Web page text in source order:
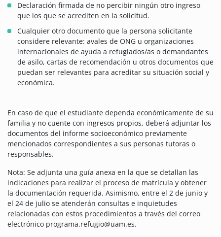
Declaración firmada de no percibir ningún otro ingreso
que los que se acrediten en la solicitud.
Cualquier otro documento que la persona solicitante
considere relevante: avales de ONG u organizaciones
internacionales de ayuda a refugiados/as o demandantes
de asilo, cartas de recomendación u otros documentos que
puedan ser relevantes para acreditar su situación social y
económica.
En caso de que el estudiante dependa económicamente de su
familia y no cuente con ingresos propios, deberá adjuntar los
documentos del informe socioeconómico previamente
mencionados correspondientes a sus personas tutoras o
responsables.
Nota: Se adjunta una guía anexa en la que se detallan las
indicaciones para realizar el proceso de matrícula y obtener
la documentación requerida. Asimismo, entre el 2 de junio y
el 24 de julio se atenderán consultas e inquietudes
relacionadas con estos procedimientos a través del correo
electrónico programa.refugio@uam.es.